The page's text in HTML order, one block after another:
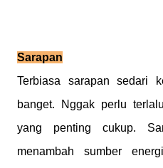
Sarapan
Terbiasa sarapan sedari
banget. Nggak perlu
yang penting cukup.
menambah sumber